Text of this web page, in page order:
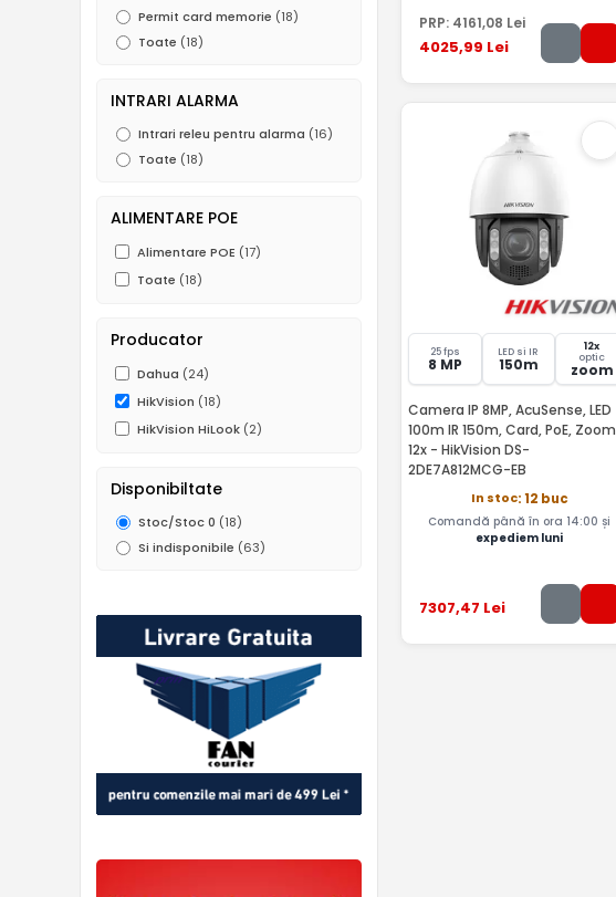
Permit card memorie (18)
Toate (18)
INTRARI ALARMA
Intrari releu pentru alarma (16)
Toate (18)
ALIMENTARE POE
Alimentare POE (17)
Toate (18)
Producator
Dahua (24)
HikVision (18)
HikVision HiLook (2)
Disponibiltate
Stoc/Stoc 0 (18)
Si indisponibile (63)
PRP: 4161,08 Lei
4025,99 Lei
25 fps
8 MP
LED si IR
150m
12x
optic
zoom
Camera IP 8MP, AcuSense, LED
100m IR 150m, Card, PoE, Zoom
12x - HikVision DS-
2DE7A812MCG-EB
In stoc: 12 buc
Comandă până în ora 14:00 și
expediem luni
7307,47 Lei